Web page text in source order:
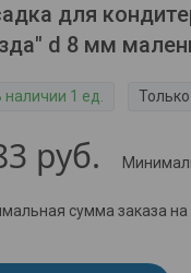
для
d 8 мм
наличии 1 ед.
руб.
сумма заказа на